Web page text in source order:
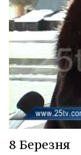
8 Березня